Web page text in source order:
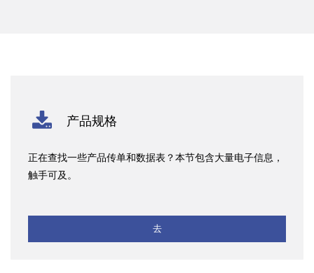
产品规格
正在查找一些产品传单和数据表？本节包含大量电子信息，
触手可及。
去